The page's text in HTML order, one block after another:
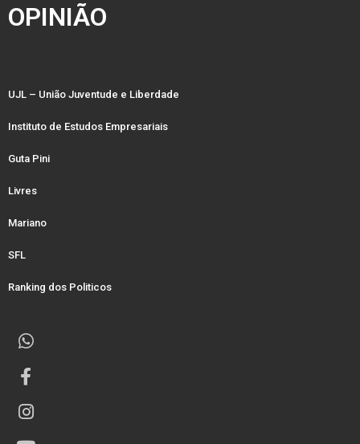
OPINIÃO
UJL – União Juventude e Liberdade
Instituto de Estudos Empresariais
Guta Pini
Livres
Mariano
SFL
Ranking dos Politicos